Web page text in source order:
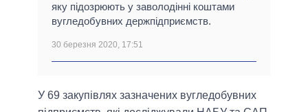
яку підозрюють у заволодінні коштами
вугледобувних держпідприємств.
30 березня 2020, 17:51
У 69 закупівлях зазначених вугледобувних